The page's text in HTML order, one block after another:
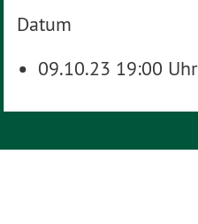
Datum
09.10.23 19:00 Uhr